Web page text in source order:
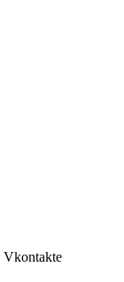
Vkontakte